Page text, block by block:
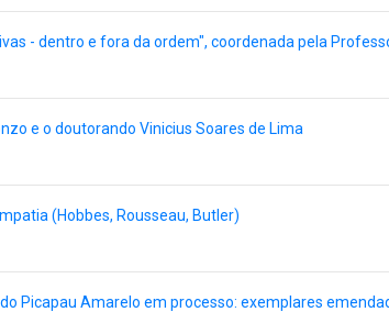
- dentro e fora da ordem", coordenada pela
e o doutorando Vinicius Soares de Lima
(Hobbes, Rousseau, Butler)
Picapau Amarelo em processo: exemplares